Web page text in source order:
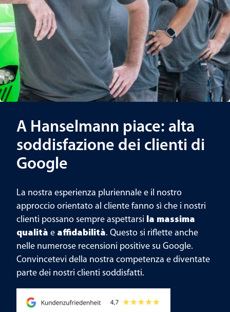
A Hanselmann piace: alta
soddisfazione dei clienti di
Google
La nostra esperienza pluriennale e il nostro
approccio orientato al cliente fanno sì che i nostri
clienti possano sempre aspettarsi la massima
qualità e affidabilità. Questo si riflette anche
nelle numerose recensioni positive su Google.
Convincetevi della nostra competenza e diventate
parte dei nostri clienti soddisfatti.